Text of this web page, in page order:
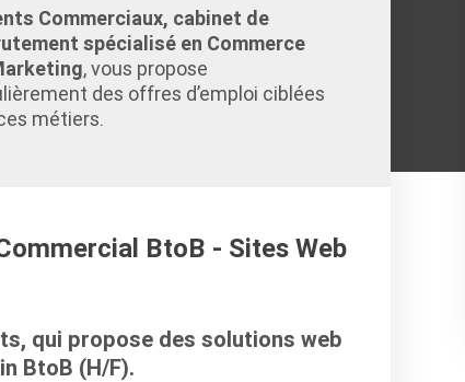
Commerciaux, cabinet de
spécialisé en Commerce
, vous propose
des offres d’emploi ciblées
métiers.
BtoB - Sites Web
qui propose des solutions web
BtoB (H/F).